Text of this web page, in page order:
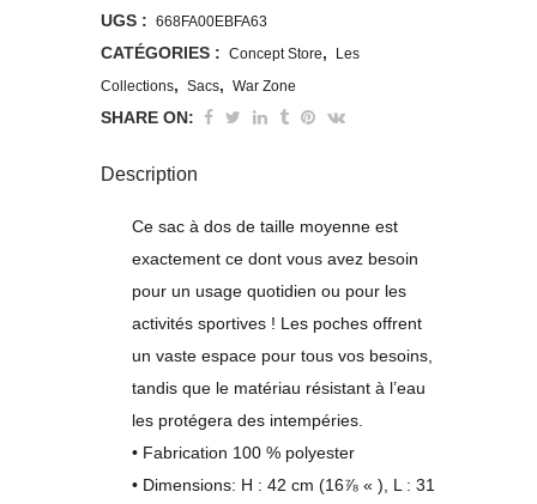
War
Zone
UGS : 668FA00EBFA63
CATÉGORIES : Concept Store,
Les
Collections, Sacs, War Zone
SHARE ON:
Description
Ce sac à dos de taille moyenne est
exactement ce dont vous avez besoin
pour un usage quotidien ou pour les
activités sportives ! Les poches offrent
un vaste espace pour tous vos besoins,
tandis que le matériau résistant à l’eau
les protégera des intempéries.
• Fabrication 100 % polyester
• Dimensions: H : 42 cm (16⅞ « ), L : 31